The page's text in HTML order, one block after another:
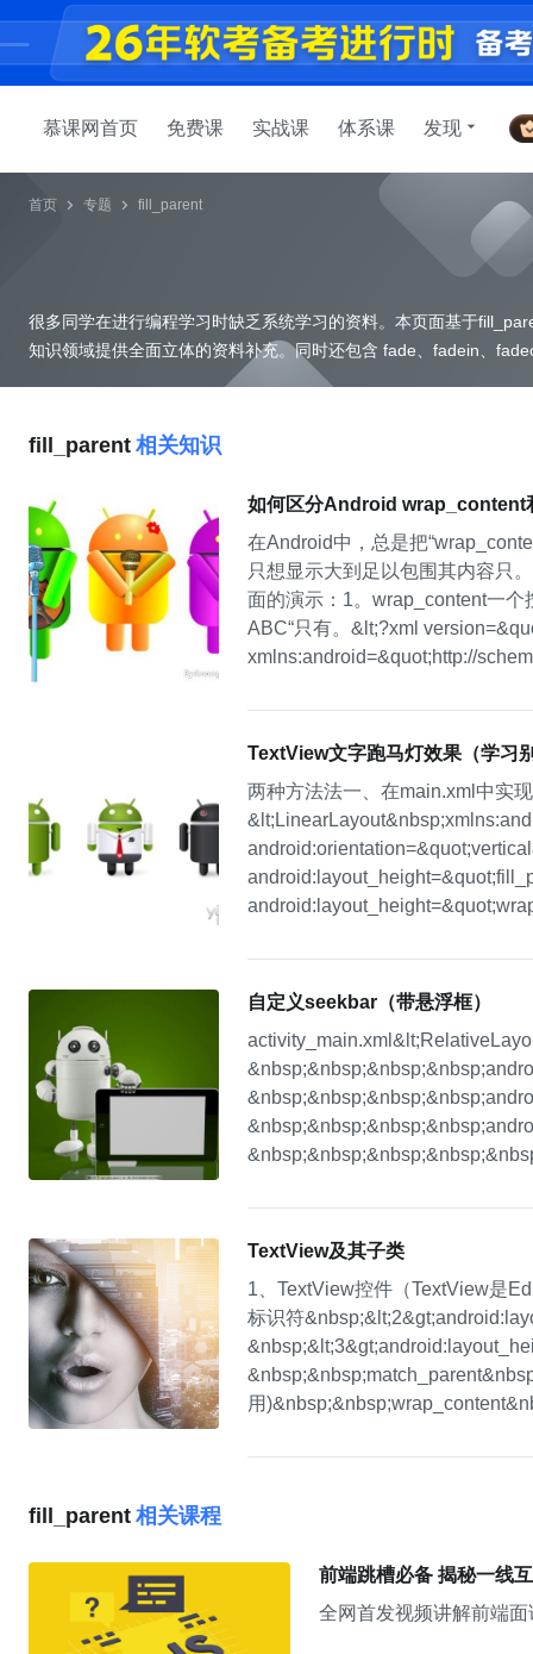
慕课网首页 免费课 实战课 体系课 发现
首页 专题 fill_parent
很多同学在进行编程学习时缺乏系统学习的资料。本页面基于
fill_parent 相关知识
如何区分Android wrap_content
在Android中，总是把
只想显示大到足以包围其内容只
面的演示：1。wrap_content一个
ABC“只有。&lt;?xml
xmlns:android=&quot;http://
TextView文字跑马灯效果（学习
两种方法法一、在main.xml中实
自定义seekbar（带悬浮框）
TextView及其子类
1、TextView控件（TextView是
标识符
用
fill_parent 相关课程
前端跳槽必备 揭秘一线
全网首发视频讲解前端